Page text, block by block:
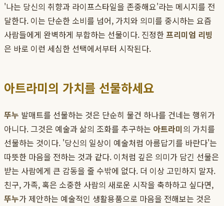
'나는 당신의 취향과 라이프스타일을 존중해요'라는 메시지를 전
달한다. 이는 단순한 소비를 넘어, 가치와 의미를 중시하는 요즘
사람들에게 완벽하게 부합하는 선물이다. 진정한프리미엄 리빙
은 바로 이런 세심한 선택에서부터 시작된다.
아트라미의 가치를 선물하세요
뚜누 발매트를 선물하는 것은 단순히 물건 하나를 건네는 행위가
아니다. 그것은 예술과 삶의 조화를 추구하는 아트라미의 가치를
선물하는 것이다. '당신의 일상이 예술처럼 아름답기를 바란다'는
따뜻한 마음을 전하는 것과 같다. 이처럼 깊은 의미가 담긴 선물은
받는 사람에게 큰 감동을 줄 수밖에 없다. 더 이상 고민하지 말자.
친구, 가족, 혹은 소중한 사람의 새로운 시작을 축하하고 싶다면,
뚜누가 제안하는 예술적인 생활용품으로 마음을 전해보는 것은